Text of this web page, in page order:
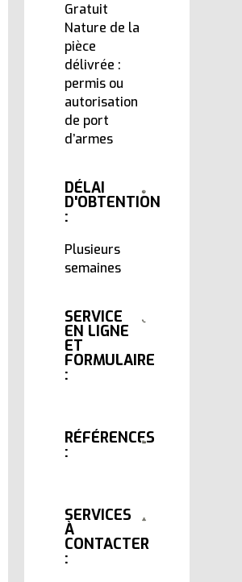
Gratuit
Nature de la
pièce
délivrée :
permis ou
autorisation
de port
d’armes
DÉLAI
D'OBTENTION
:
Plusieurs
semaines
SERVICE
EN LIGNE
ET
FORMULAIRE
:
RÉFÉRENCES
:
SERVICES
À
CONTACTER
: